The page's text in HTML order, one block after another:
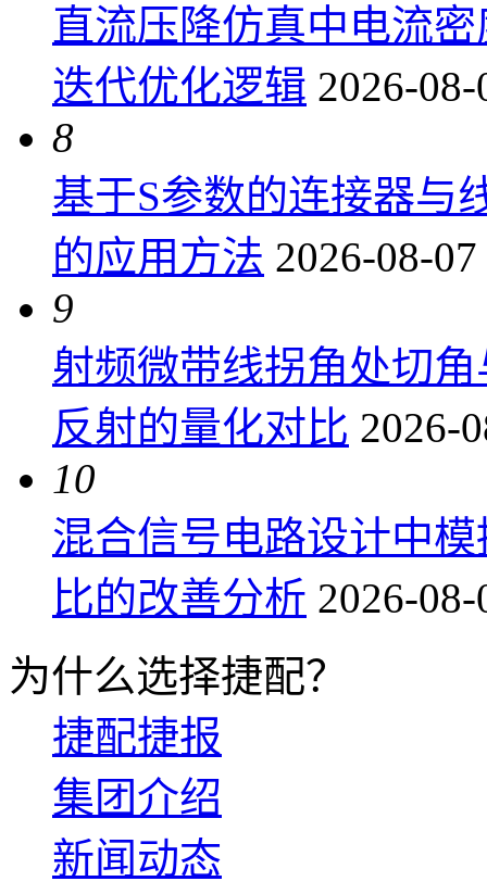
直流压降仿真中电流
迭代优化逻辑 2026-
8
基于S参数的连接器与
的应用方法 2026-08-
9
射频微带线拐角处切
反射的量化对比 2026-
10
混合信号电路设计中
比的改善分析 2026-
为什么选择捷配？
捷配捷报
集团介绍
新闻动态